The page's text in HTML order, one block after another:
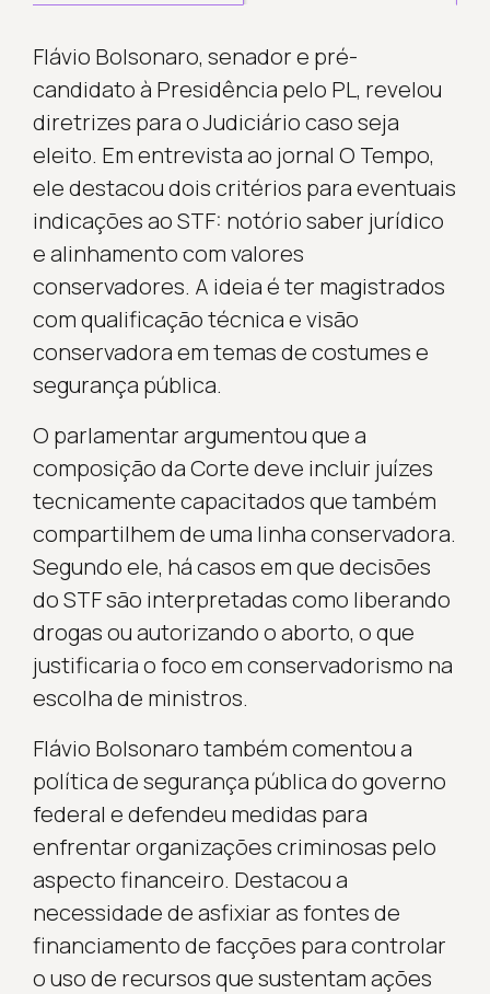
Flávio Bolsonaro, senador e pré-
candidato à Presidência pelo PL, revelou
diretrizes para o Judiciário caso seja
eleito. Em entrevista ao jornal O Tempo,
ele destacou dois critérios para eventuais
indicações ao STF: notório saber jurídico
e alinhamento com valores
conservadores. A ideia é ter magistrados
com qualificação técnica e visão
conservadora em temas de costumes e
segurança pública.
O parlamentar argumentou que a
composição da Corte deve incluir juízes
tecnicamente capacitados que também
compartilhem de uma linha conservadora.
Segundo ele, há casos em que decisões
do STF são interpretadas como liberando
drogas ou autorizando o aborto, o que
justificaria o foco em conservadorismo na
escolha de ministros.
Flávio Bolsonaro também comentou a
política de segurança pública do governo
federal e defendeu medidas para
enfrentar organizações criminosas pelo
aspecto financeiro. Destacou a
necessidade de asfixiar as fontes de
financiamento de facções para controlar
o uso de recursos que sustentam ações